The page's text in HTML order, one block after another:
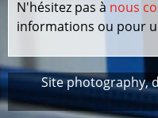
N'hésitez pas à nous
informations ou pour
Site photography,